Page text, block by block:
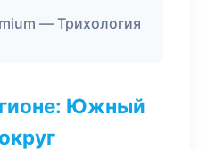
— Трихология
Южный